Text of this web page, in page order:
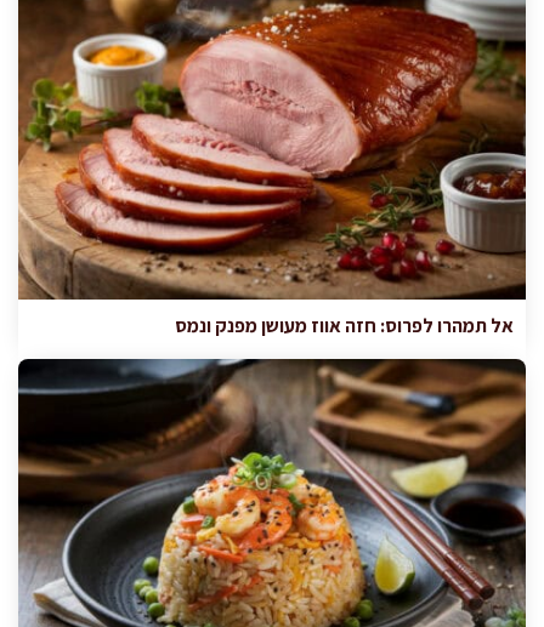
אל תמהרו לפרוס: חזה אווז מעושן מפנק ונמס